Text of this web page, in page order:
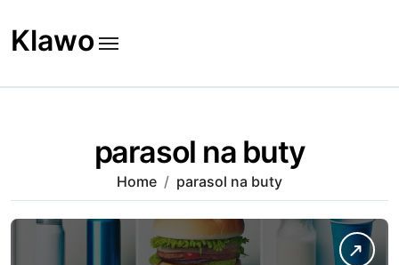
to
content
Klawo
parasol na buty
Home parasol na buty